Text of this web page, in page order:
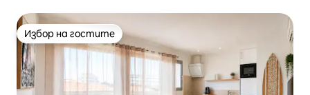
Избор на гостите
Избор на гостите